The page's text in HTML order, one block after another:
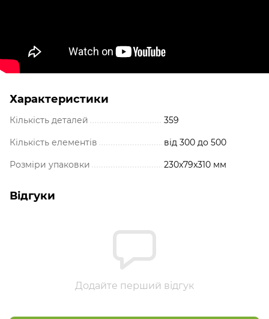
Характеристики
Кількість деталей 359
Кількість елементів від 300 до 500
Розміри упаковки 230x79x310 мм
Відгуки
Додайте перший відгук